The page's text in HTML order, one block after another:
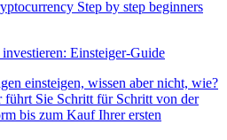
Einsteiger-Guide
einsteigen, wissen aber nicht, wie?
Sie Schritt für Schritt von der
bis zum Kauf Ihrer ersten